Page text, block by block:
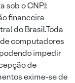
sob o CNPJ:
financeira
do Brasil.Toda
computadores
impedir
de
exime-se de